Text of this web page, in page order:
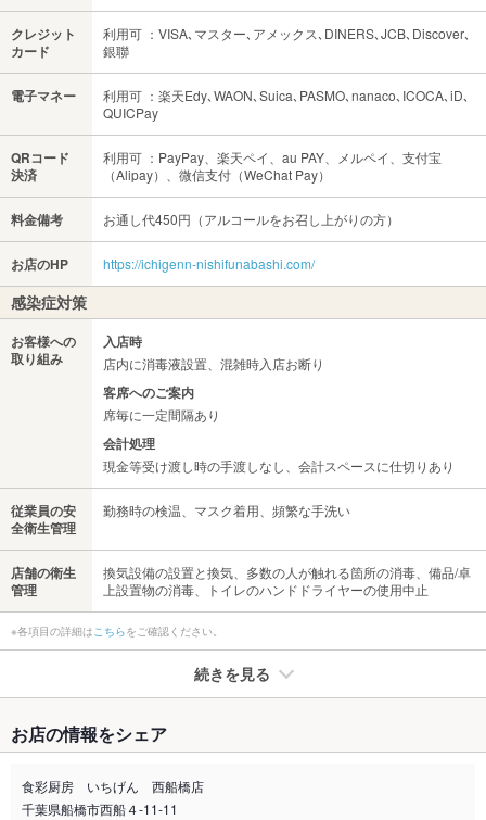
クレジット
カード
利用可 ：VISA､マスター､アメックス､DINERS､JCB､Discover､
銀聯
電子マネー
利用可 ：楽天Edy､WAON､Suica､PASMO､nanaco､ICOCA､iD､
QUICPay
QRコード
決済
利用可 ：PayPay、楽天ペイ、au PAY、メルペイ、支付宝
（Alipay）、微信支付（WeChat Pay）
料金備考 お通し代450円（アルコールをお召し上がりの方）
お店のHP https://ichigenn-nishifunabashi.com/
感染症対策
お客様への
取り組み
入店時
店内に消毒液設置、混雑時入店お断り
客席へのご案内
席毎に一定間隔あり
会計処理
現金等受け渡し時の手渡しなし、会計スペースに仕切りあり
従業員の安
全衛生管理
勤務時の検温、マスク着用、頻繁な手洗い
店舗の衛生
管理
換気設備の設置と換気、多数の人が触れる箇所の消毒、備品/卓
上設置物の消毒、トイレのハンドドライヤーの使用中止
※各項目の詳細は こちらをご確認ください。
続きを見る
禁煙・喫煙 全席禁煙
喫煙専用室 あり
お店の情報をシェア
食彩厨房 いちげん 西船橋店
千葉県船橋市西船４-11-11